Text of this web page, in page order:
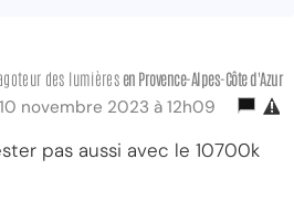
des lumières en Provence-Alpes-Côte d'Azur
novembre 2023 à 12h09
pas aussi avec le 10700k